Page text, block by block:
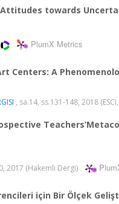
towards
PlumX Metrics
Centers: A
, sa.14, ss.131-148, 2018
2017 (Hakemli Dergi)
için Bir Ölçek